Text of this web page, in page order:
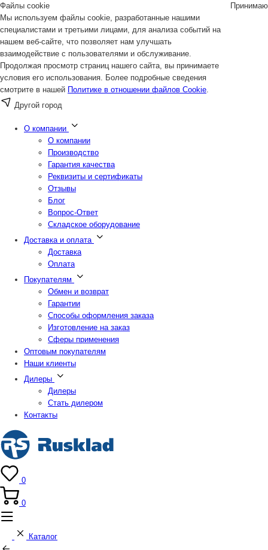
Файлы cookie
Мы используем файлы cookie, разработанные нашими
специалистами и третьими лицами, для анализа событий на
нашем веб-сайте, что позволяет нам улучшать
взаимодействие с пользователями и обслуживание.
Продолжая просмотр страниц нашего сайта, вы принимаете
условия его использования. Более подробные сведения
смотрите в нашей Политике в отношении файлов Cookie.
Принимаю
Другой город
О компании
О компании
Производство
Гарантия качества
Реквизиты и сертификаты
Отзывы
Блог
Вопрос-Ответ
Складское оборудование
Доставка и оплата
Доставка
Оплата
Покупателям
Обмен и возврат
Гарантии
Способы оформления заказа
Изготовление на заказ
Сферы применения
Оптовым покупателям
Наши клиенты
Дилеры
Дилеры
Стать дилером
Контакты
0
0
Каталог